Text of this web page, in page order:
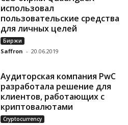
использовал
пользовательские средства
для личных целей
Биржи
Saffron - 20.06.2019
Аудиторская компания PwC
разработала решение для
клиентов, работающих с
криптовалютами
Cryptocurrency